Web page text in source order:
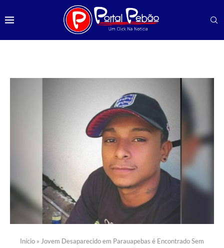
Início » Jovem Desaparecido em Parauapebas é Encontrado Sem